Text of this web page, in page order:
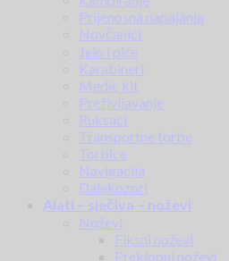
Prijenosna napajanja
Novčanici
Jelo i piće
Karabineri
Medic kit
Preživljavanje
Ruksaci
Transportne torbe
Torbice
Navigacija
Dalekozori
Alati – sječiva – noževi
Noževi
Fiksni noževi
Preklopni noževi